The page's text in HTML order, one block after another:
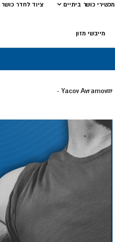
מכשירי כושר ביתיים ציוד לחדר כושר
מייבשי מזון
Yacov Avramov
- 119